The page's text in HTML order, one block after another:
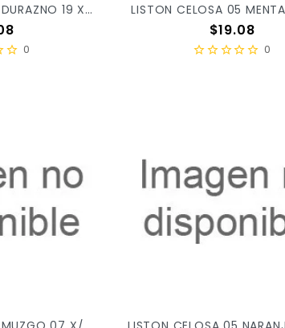
LISTON CELOSA 05 DURAZNO 19 X/52
0
LISTON CELOSA 05
Precio
$19.08
0